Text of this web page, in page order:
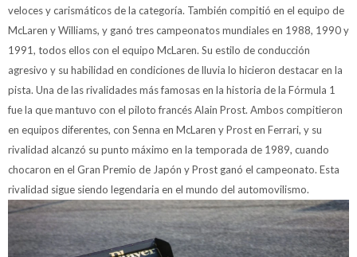
veloces y carismáticos de la categoría. También compitió en el equipo de
McLaren y Williams, y ganó tres campeonatos mundiales en 1988, 1990 y
1991, todos ellos con el equipo McLaren. Su estilo de conducción
agresivo y su habilidad en condiciones de lluvia lo hicieron destacar en la
pista. Una de las rivalidades más famosas en la historia de la Fórmula 1
fue la que mantuvo con el piloto francés Alain Prost. Ambos compitieron
en equipos diferentes, con Senna en McLaren y Prost en Ferrari, y su
rivalidad alcanzó su punto máximo en la temporada de 1989, cuando
chocaron en el Gran Premio de Japón y Prost ganó el campeonato. Esta
rivalidad sigue siendo legendaria en el mundo del automovilismo.